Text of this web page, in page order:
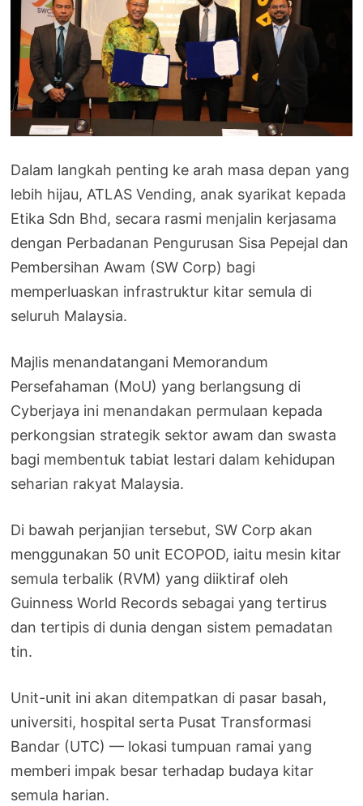
Dalam langkah penting ke arah masa depan yang
lebih hijau, ATLAS Vending, anak syarikat kepada
Etika Sdn Bhd, secara rasmi menjalin kerjasama
dengan Perbadanan Pengurusan Sisa Pepejal dan
Pembersihan Awam (SW Corp) bagi
memperluaskan infrastruktur kitar semula di
seluruh Malaysia.
Majlis menandatangani Memorandum
Persefahaman (MoU) yang berlangsung di
Cyberjaya ini menandakan permulaan kepada
perkongsian strategik sektor awam dan swasta
bagi membentuk tabiat lestari dalam kehidupan
seharian rakyat Malaysia.
Di bawah perjanjian tersebut, SW Corp akan
menggunakan 50 unit ECOPOD, iaitu mesin kitar
semula terbalik (RVM) yang diiktiraf oleh
Guinness World Records sebagai yang tertirus
dan tertipis di dunia dengan sistem pemadatan
tin.
Unit-unit ini akan ditempatkan di pasar basah,
universiti, hospital serta Pusat Transformasi
Bandar (UTC) — lokasi tumpuan ramai yang
memberi impak besar terhadap budaya kitar
semula harian.